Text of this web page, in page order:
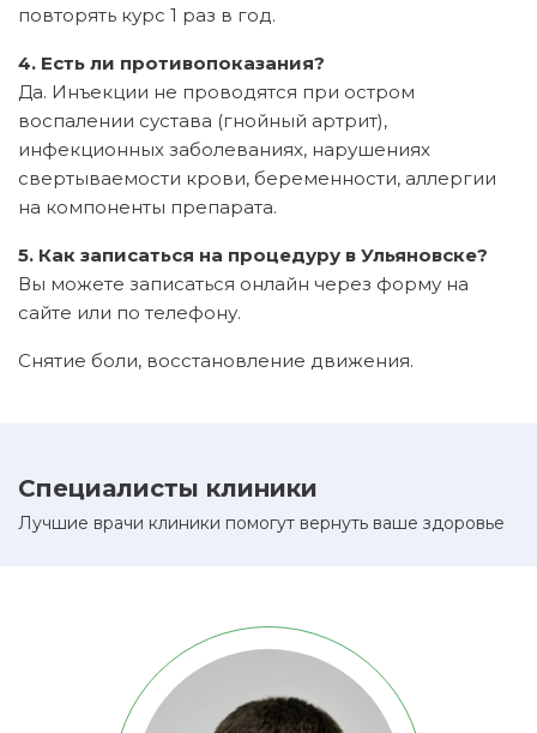
повторять курс 1 раз в год.
4. Есть ли противопоказания?
Да. Инъекции не проводятся при остром
воспалении сустава (гнойный артрит),
инфекционных заболеваниях, нарушениях
свертываемости крови, беременности, аллергии
на компоненты препарата.
5. Как записаться на процедуру в Ульяновске?
Вы можете записаться онлайн через форму на
сайте или по телефону.
Снятие боли, восстановление движения.
Специалисты клиники
Лучшие врачи клиники помогут вернуть ваше здоровье